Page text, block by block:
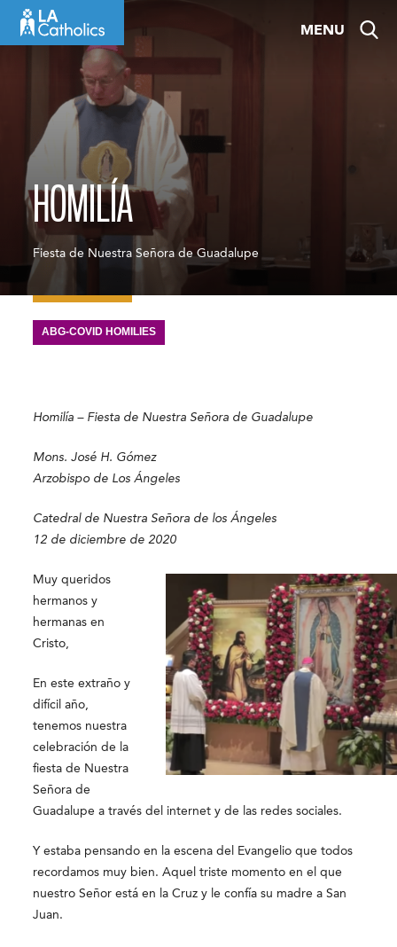
MENU
HOMILÍA
Fiesta de Nuestra Señora de Guadalupe
ABG-COVID HOMILIES
Homilía – Fiesta de Nuestra Señora de Guadalupe
Mons. José H. Gómez
Arzobispo de Los Ángeles
Catedral de Nuestra Señora de los Ángeles
12 de diciembre de 2020
Muy queridos
hermanos y
hermanas en
Cristo,
En este extraño y
difícil año,
tenemos nuestra
celebración de la
fiesta de Nuestra
Señora de
Guadalupe a través del internet y de las redes sociales.
Y estaba pensando en la escena del Evangelio que todos
recordamos muy bien. Aquel triste momento en el que
nuestro Señor está en la Cruz y le confía su madre a San
Juan.